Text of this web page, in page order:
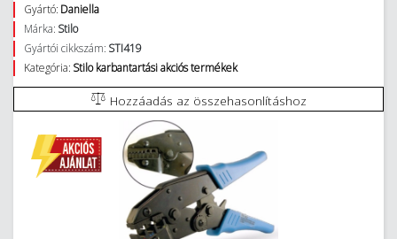
Gyártó: Daniella
Márka: Stilo
Gyártói cikkszám: STI419
Kategória: Stilo karbantartási akciós termékek
Hozzáadás az összehasonlításhoz